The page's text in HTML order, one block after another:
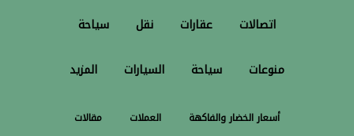
اتصالات عقارات نقل سياحة
منوعات سياحة السيارات المزيد
أسعار الخضار والفاكهة العملات مقالات